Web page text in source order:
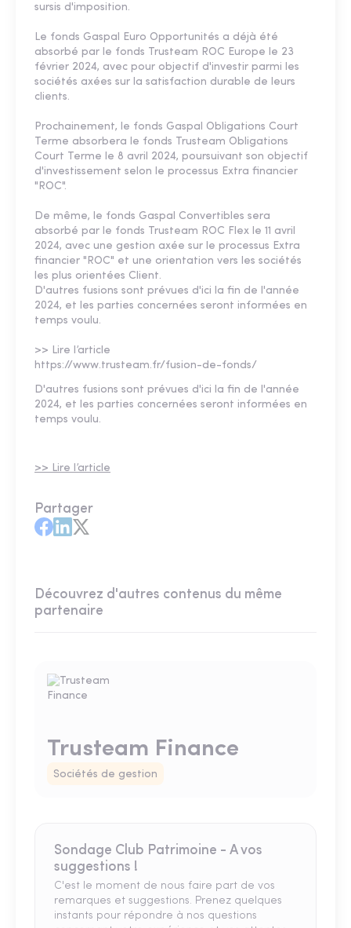
sursis d'imposition.
Le fonds Gaspal Euro Opportunités a déjà été
absorbé par le fonds Trusteam ROC Europe le 23
février 2024, avec pour objectif d'investir parmi les
sociétés axées sur la satisfaction durable de leurs
clients.
Prochainement, le fonds Gaspal Obligations Court
Terme absorbera le fonds Trusteam Obligations
Court Terme le 8 avril 2024, poursuivant son objectif
d'investissement selon le processus Extra financier
"ROC".
De même, le fonds Gaspal Convertibles sera
absorbé par le fonds Trusteam ROC Flex le 11 avril
2024, avec une gestion axée sur le processus Extra
financier "ROC" et une orientation vers les sociétés
les plus orientées Client.
D'autres fusions sont prévues d'ici la fin de l'année
2024, et les parties concernées seront informées en
temps voulu.
>> Lire l’article
https://www.trusteam.fr/fusion-de-fonds/
D'autres fusions sont prévues d'ici la fin de l'année
2024, et les parties concernées seront informées en
temps voulu.
>> Lire l’article
Partager
Découvrez d'autres contenus du même
partenaire
Trusteam Finance
Sociétés de gestion
Sondage Club Patrimoine - A vos
suggestions !
C'est le moment de nous faire part de vos
remarques et suggestions. Prenez quelques
instants pour répondre à nos questions